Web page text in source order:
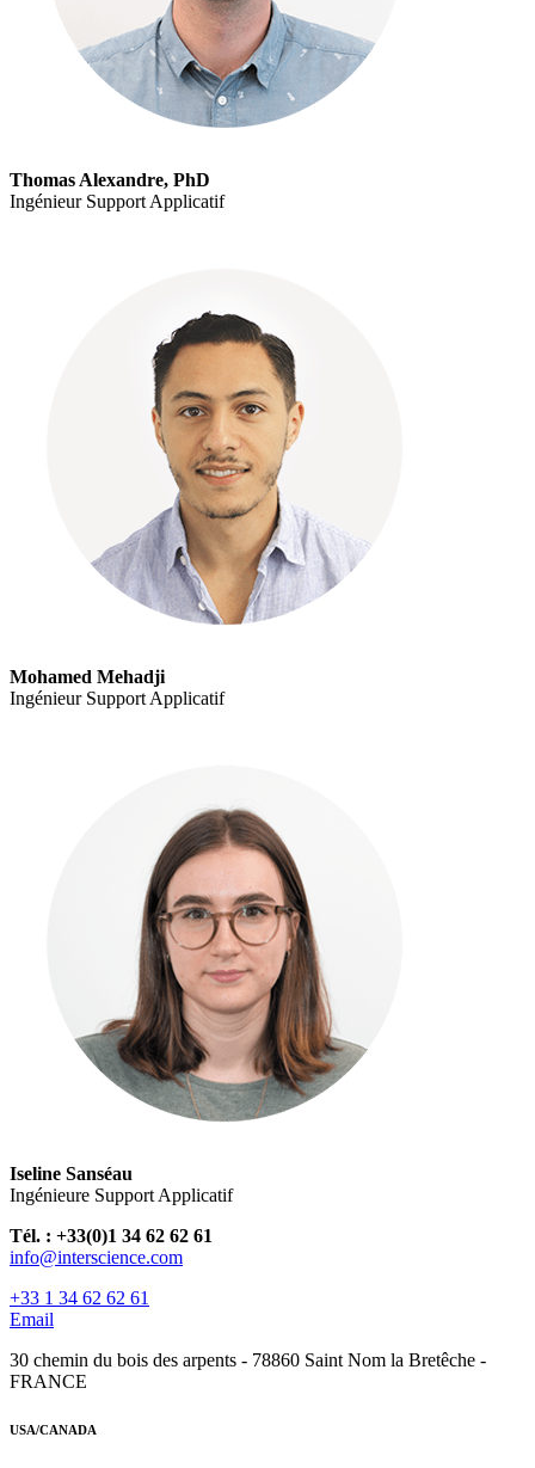
Thomas Alexandre, PhD
Ingénieur Support Applicatif
Mohamed Mehadji
Ingénieur Support Applicatif
Iseline Sanséau
Ingénieure Support Applicatif
Tél. : +33(0)1 34 62 62 61
info@interscience.com
+33 1 34 62 62 61
Email
30 chemin du bois des arpents - 78860 Saint Nom la Bretêche -
FRANCE
USA/CANADA